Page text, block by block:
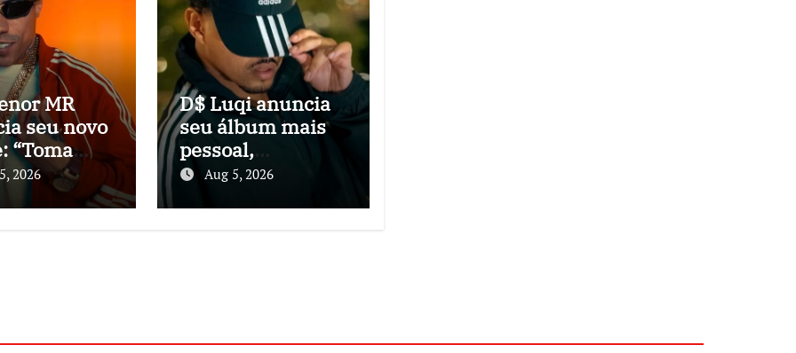
MR
seu novo
“Toma
2026
D$ Luqi anuncia
seu álbum mais
pessoal,
“Uototogoka”
Aug 5, 2026